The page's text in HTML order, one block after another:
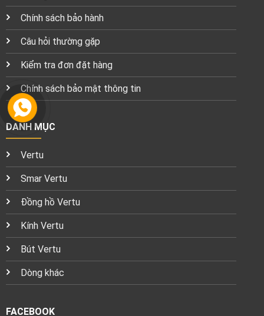
Chính sách bảo hành
Câu hỏi thường gặp
Kiểm tra đơn đặt hàng
Chính sách bảo mật thông tin
DANH MỤC
Vertu
Smar Vertu
Đồng hồ Vertu
Kính Vertu
Bút Vertu
Dòng khác
FACEBOOK